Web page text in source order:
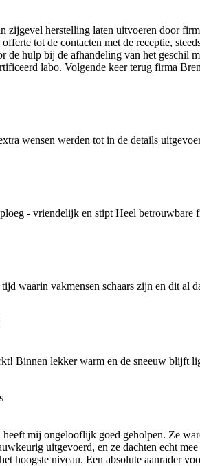
zijgevel herstelling laten uitvoeren door
offerte tot de contacten met de receptie,
de hulp bij de afhandeling van het geschil
labo. Volgende keer terug firma
wensen werden tot in de details
- vriendelijk en stipt Heel betrouwbare
waarin vakmensen schaars zijn en dit al
Binnen lekker warm en de sneeuw blijft
mij ongelooflijk goed geholpen. Ze
uitgevoerd, en ze dachten echt
hoogste niveau. Een absolute aanrader